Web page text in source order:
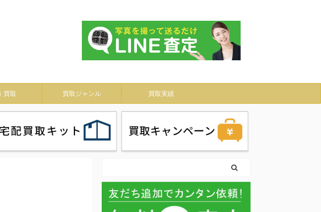
買取 買取ジャンル 買取実績